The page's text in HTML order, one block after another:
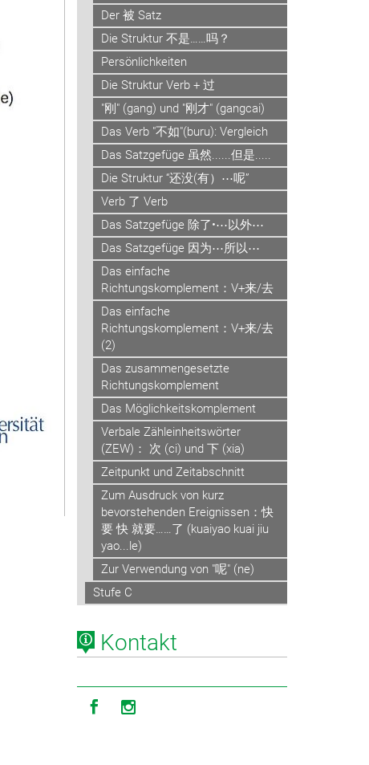
Der 被 Satz
Die Struktur 不是……吗？
Persönlichkeiten
Die Struktur Verb + 过
"刚" (gang) und "刚才" (gangcai)
Das Verb "不如"(buru): Vergleich
Das Satzgefüge 虽然......但是.....
Die Struktur “还没(有）⋯呢”
Verb 了 Verb
Das Satzgefüge 除了•⋯以外⋯
Das Satzgefüge 因为⋯所以⋯
Das einfache
Richtungskomplement：V+来/去
Das einfache
Richtungskomplement：V+来/去
(2)
Das zusammengesetzte
Richtungskomplement
Das Möglichkeitskomplement
Verbale Zähleinheitswörter
(ZEW)： 次 (ci) und 下 (xia)
Zeitpunkt und Zeitabschnitt
Zum Ausdruck von kurz
bevorstehenden Ereignissen：快
要 快 就要……了 (kuaiyao kuai jiu
yao...le)
Zur Verwendung von "呢" (ne)
Stufe C
Kontakt
Icon facebook
Icon instagram